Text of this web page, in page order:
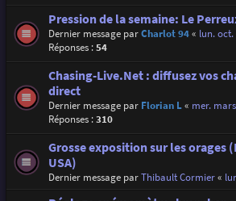
Pression de la semaine: Le
Dernier message parCharlot 94« lun. oct.
Réponses :54
Chasing-Live.Net : diffusez vos
direct
Dernier message par Florian L« mer.
Réponses :310
Grosse exposition sur les orages
USA)
Dernier message parThibault Cormier«